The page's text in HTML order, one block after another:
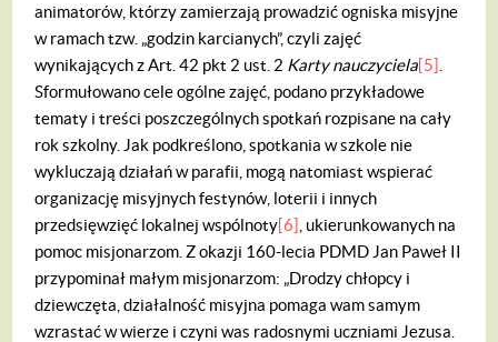
animatorów, którzy zamierzają prowadzić ogniska misyjne
w ramach tzw. „godzin karcianych”, czyli zajęć
wynikających z Art. 42 pkt 2 ust. 2 Karty nauczyciela[5]
Sformułowano cele ogólne zajęć, podano przykładowe
tematy i treści poszczególnych spotkań rozpisane na cały
rok szkolny. Jak podkreślono, spotkania w szkole nie
wykluczają działań w parafii, mogą natomiast wspierać
organizację misyjnych festynów, loterii i innych
przedsięwzięć lokalnej wspólnoty[6] , ukierunkowanych na
pomoc misjonarzom. Z okazji 160-lecia PDMD Jan Paweł II
przypominał małym misjonarzom: „Drodzy chłopcy i
dziewczęta, działalność misyjna pomaga wam samym
wzrastać w wierze i czyni was radosnymi uczniami Jezusa.